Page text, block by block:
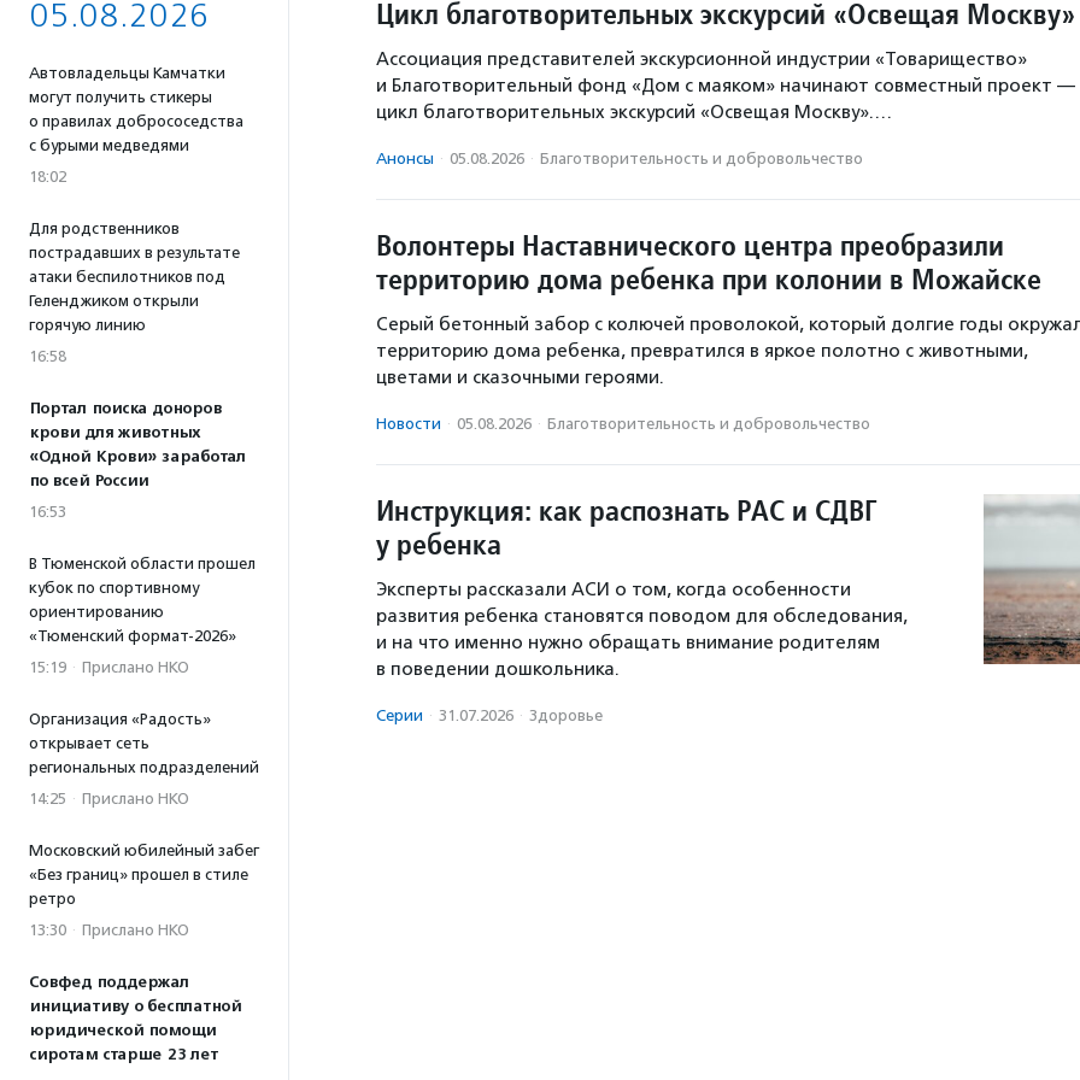
05.08.2026
Автовладельцы Камчатки
могут получить стикеры
о правилах добрососедства
с бурыми медведями
18:02
Для родственников
пострадавших в результате
атаки беспилотников под
Геленджиком открыли
горячую линию
16:58
Портал поиска доноров
крови для животных
«Одной Крови» заработал
по всей России
16:53
В Тюменской области прошел
кубок по спортивному
ориентированию
«Тюменский формат-2026»
15:19 · Прислано НКО
Организация «Радость»
открывает сеть
региональных подразделений
14:25 · Прислано НКО
Московский юбилейный забег
«Без границ» прошел в стиле
ретро
13:30 · Прислано НКО
Совфед поддержал
инициативу о бесплатной
юридической помощи
сиротам старше 23 лет
Цикл благотворительных экскурсий «Освещая Москву»
Ассоциация представителей экскурсионной индустрии «Товарищество»
и Благотворительный фонд «Дом с маяком» начинают совместный проект —
цикл благотворительных экскурсий «Освещая Москву».…
Анонсы · 05.08.2026 · Благотвори­тель­ность и доброволь­чест­во
Волонтеры Наставнического центра преобразили
территорию дома ребенка при колонии в Можайске
Серый бетонный забор с колючей проволокой, который долгие годы
территорию дома ребенка, превратился в яркое полотно с животными,
цветами и сказочными героями.
Новости · 05.08.2026 · Благотвори­тель­ность и доброволь­чест­во
Инструкция: как распознать РАС и СДВГ
у ребенка
Эксперты рассказали АСИ о том, когда особенности
развития ребенка становятся поводом для обследования,
и на что именно нужно обращать внимание родителям
в поведении дошкольника.
Серии · 31.07.2026 · Здоровье